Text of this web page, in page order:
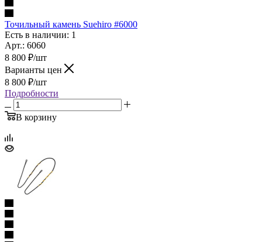
Точильный камень Suehiro #6000
Есть в наличии: 1
Арт.: 6060
8 800 ₽/шт
Варианты цен
8 800 ₽/шт
Подробности
В корзину